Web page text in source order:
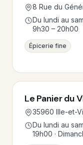
8 Rue du
Du lundi au
9h30 – 20h00
Épicerie fine
Le Panier du
35960 Ille-et-
Du lundi au
19h00 ·